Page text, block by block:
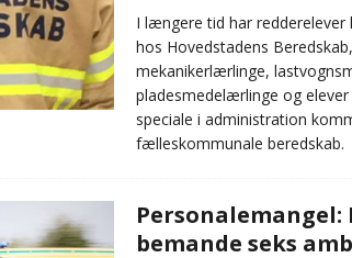
[ 8. august 2026 ]
tilbudsfristen
PRÆHOSPITAL
I længere tid har
hos Hovedstadens
mekanikerlærlinge,
pladesmedelærlinge og
speciale i administration
fælleskommunale beredskab.
bemande seks